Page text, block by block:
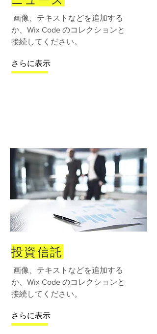
画像、テキストなどを追加する
か、Wix Code のコレクションと
接続してください。
さらに表示
投資信託
画像、テキストなどを追加する
か、Wix Code のコレクションと
接続してください。
さらに表示